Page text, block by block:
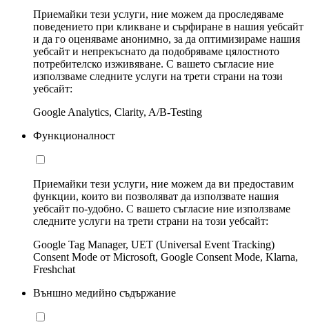
Приемайки тези услуги, ние можем да проследяваме
поведението при кликване и сърфиране в нашия уебсайт
и да го оценяваме анонимно, за да оптимизираме нашия
уебсайт и непрекъснато да подобряваме цялостното
потребителско изживяване. С вашето съгласие ние
използваме следните услуги на трети страни на този
уебсайт:
Google Analytics, Clarity, A/B-Testing
Функционалност
Приемайки тези услуги, ние можем да ви предоставим
функции, които ви позволяват да използвате нашия
уебсайт по-удобно. С вашето съгласие ние използваме
следните услуги на трети страни на този уебсайт:
Google Tag Manager, UET (Universal Event Tracking)
Consent Mode от Microsoft, Google Consent Mode, Klarna,
Freshchat
Външно медийно съдържание